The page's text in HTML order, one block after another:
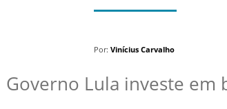
Por: Vinícius Carvalho
Governo Lula investe em